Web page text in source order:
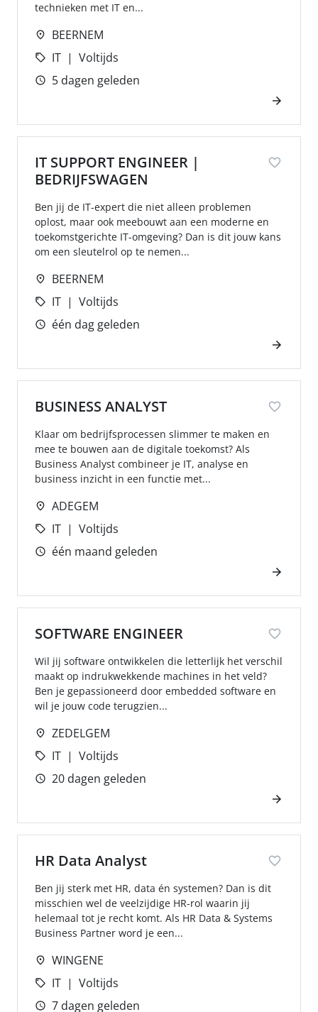
technieken met IT en...
BEERNEM
IT
Voltijds
5 dagen geleden
IT SUPPORT ENGINEER |
BEDRIJFSWAGEN
Ben jij de IT-expert die niet alleen problemen
oplost, maar ook meebouwt aan een moderne en
toekomstgerichte IT-omgeving? Dan is dit jouw kans
om een sleutelrol op te nemen...
BEERNEM
IT
Voltijds
één dag geleden
BUSINESS ANALYST
Klaar om bedrijfsprocessen slimmer te maken en
mee te bouwen aan de digitale toekomst? Als
Business Analyst combineer je IT, analyse en
business inzicht in een functie met...
ADEGEM
IT
Voltijds
één maand geleden
SOFTWARE ENGINEER
Wil jij software ontwikkelen die letterlijk het verschil
maakt op indrukwekkende machines in het veld?
Ben je gepassioneerd door embedded software en
wil je jouw code terugzien...
ZEDELGEM
IT
Voltijds
20 dagen geleden
HR Data Analyst
Ben jij sterk met HR, data én systemen? Dan is dit
misschien wel de veelzijdige HR-rol waarin jij
helemaal tot je recht komt. Als HR Data & Systems
Business Partner word je een...
WINGENE
IT
Voltijds
7 dagen geleden